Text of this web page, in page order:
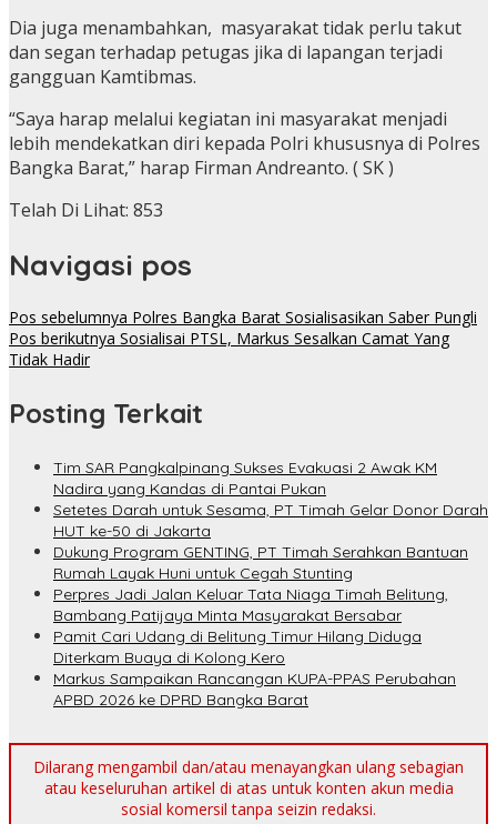
Dia juga menambahkan, masyarakat tidak perlu takut
dan segan terhadap petugas jika di lapangan terjadi
gangguan Kamtibmas.
“Saya harap melalui kegiatan ini masyarakat menjadi
lebih mendekatkan diri kepada Polri khususnya di Polres
Bangka Barat,” harap Firman Andreanto. ( SK )
Telah Di Lihat: 853
Navigasi pos
Pos sebelumnya Polres Bangka Barat Sosialisasikan Saber Pungli
Pos berikutnya Sosialisai PTSL, Markus Sesalkan Camat Yang
Tidak Hadir
Posting Terkait
Tim SAR Pangkalpinang Sukses Evakuasi 2 Awak KM
Nadira yang Kandas di Pantai Pukan
Setetes Darah untuk Sesama, PT Timah Gelar Donor Darah
HUT ke-50 di Jakarta
Dukung Program GENTING, PT Timah Serahkan Bantuan
Rumah Layak Huni untuk Cegah Stunting
Perpres Jadi Jalan Keluar Tata Niaga Timah Belitung,
Bambang Patijaya Minta Masyarakat Bersabar
Pamit Cari Udang di Belitung Timur Hilang Diduga
Diterkam Buaya di Kolong Kero
Markus Sampaikan Rancangan KUPA-PPAS Perubahan
APBD 2026 ke DPRD Bangka Barat
Dilarang mengambil dan/atau menayangkan ulang sebagian
atau keseluruhan artikel di atas untuk konten akun media
sosial komersil tanpa seizin redaksi.